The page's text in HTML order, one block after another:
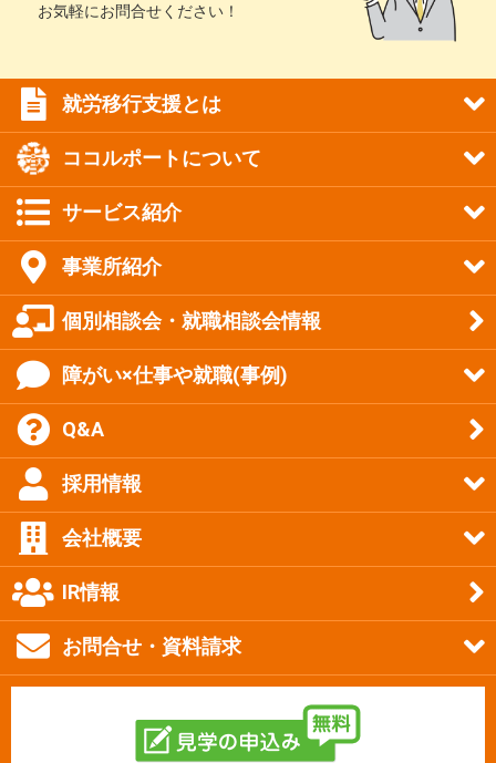
お気軽にお問合せください！
就労移行支援とは
ココルポートについて
サービス紹介
事業所紹介
個別相談会・就職相談会情報
障がい×仕事や就職(事例)
Q&A
採用情報
会社概要
IR情報
お問合せ・資料請求